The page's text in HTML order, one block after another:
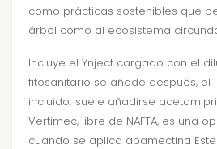
como prácticas sostenibles que
árbol como al ecosistema
Incluye el Ynject cargado con el
fitosanitario se añade después, el
incluido; suele añadirse
Vertimec, libre de NAFTA, es una
cuando se aplica abamectina